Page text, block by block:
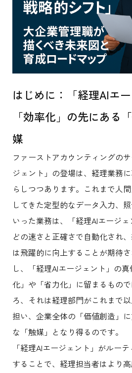
はじめに：「経理AIエ
「効率化」の先にある
媒
ファーストアカウンティングの
ジェント」の登場は、経理業務
らしつつあります。これまで人
してきた定型的なデータ入力、
いった業務は、「経理AIエージ
どの速さと正確さで自動化され
は飛躍的に向上することが期待
し、「経理AIエージェント」の
化」や「省力化」に留まるもの
ろ、それは経理部門がこれまで
担い、企業全体の「価値創造」
な「触媒」となり得るのです。
「経理AIエージェント」がルー
することで、経理担当者はより高